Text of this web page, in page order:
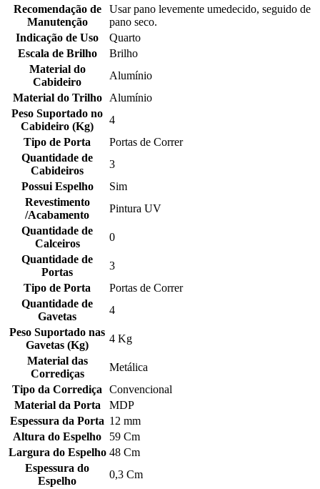
Recomendação de
Manutenção
Usar pano levemente umedecido, seguido de
pano seco.
Indicação de Uso
Quarto
Escala de Brilho
Brilho
Material do
Cabideiro
Alumínio
Material do Trilho
Alumínio
Peso Suportado no
Cabideiro (Kg)
4
Tipo de Porta
Portas de Correr
Quantidade de
Cabideiros
3
Possui Espelho
Sim
Revestimento
/Acabamento
Pintura UV
Quantidade de
Calceiros
0
Quantidade de
Portas
3
Tipo de Porta
Portas de Correr
Quantidade de
Gavetas
4
Peso Suportado nas
Gavetas (Kg)
4 Kg
Material das
Corrediças
Metálica
Tipo da Corrediça
Convencional
Material da Porta
MDP
Espessura da Porta 12 mm
Altura do Espelho
59 Cm
Largura do Espelho 48 Cm
Espessura do
Espelho
0,3 Cm